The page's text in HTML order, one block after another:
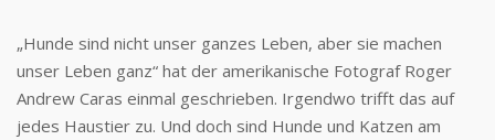
„Hunde sind nicht unser ganzes Leben, aber sie machen
unser Leben ganz“ hat der amerikanische Fotograf Roger
Andrew Caras einmal geschrieben. Irgendwo trifft das auf
jedes Haustier zu. Und doch sind Hunde und Katzen am